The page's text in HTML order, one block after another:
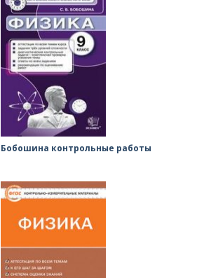
Бобошина контрольные работы